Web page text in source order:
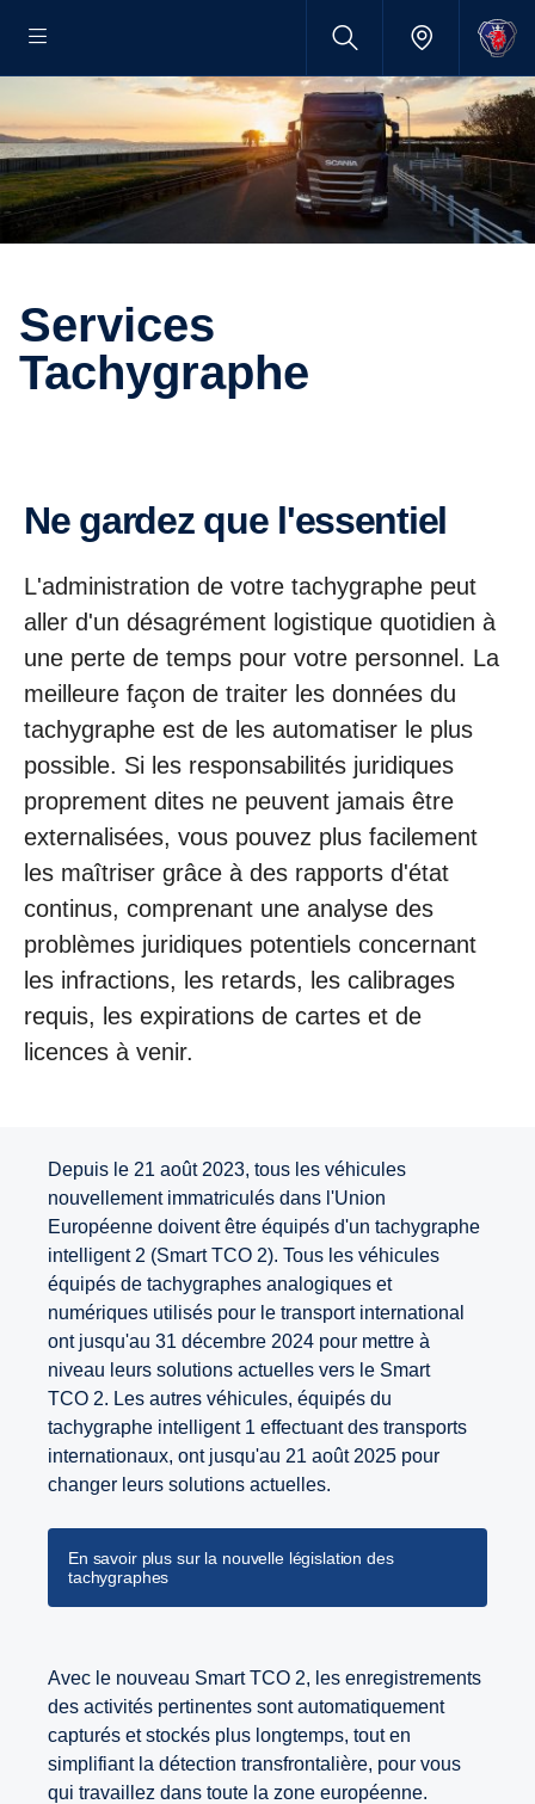
Services
Tachygraphe
Ne gardez que l'essentiel
L'administration de votre tachygraphe peut
aller d'un désagrément logistique quotidien à
une perte de temps pour votre personnel. La
meilleure façon de traiter les données du
tachygraphe est de les automatiser le plus
possible. Si les responsabilités juridiques
proprement dites ne peuvent jamais être
externalisées, vous pouvez plus facilement
les maîtriser grâce à des rapports d'état
continus, comprenant une analyse des
problèmes juridiques potentiels concernant
les infractions, les retards, les calibrages
requis, les expirations de cartes et de
licences à venir.
Depuis le 21 août 2023, tous les véhicules
nouvellement immatriculés dans l'Union
Européenne doivent être équipés d'un tachygraphe
intelligent 2 (Smart TCO 2). Tous les véhicules
équipés de tachygraphes analogiques et
numériques utilisés pour le transport international
ont jusqu'au 31 décembre 2024 pour mettre à
niveau leurs solutions actuelles vers le Smart
TCO 2. Les autres véhicules, équipés du
tachygraphe intelligent 1 effectuant des transports
internationaux, ont jusqu'au 21 août 2025 pour
changer leurs solutions actuelles.
En savoir plus sur la nouvelle législation des
tachygraphes
Avec le nouveau Smart TCO 2, les enregistrements
des activités pertinentes sont automatiquement
capturés et stockés plus longtemps, tout en
simplifiant la détection transfrontalière, pour vous
qui travaillez dans toute la zone européenne.